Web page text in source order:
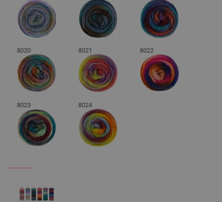
8020 8021 8022
8023 8024